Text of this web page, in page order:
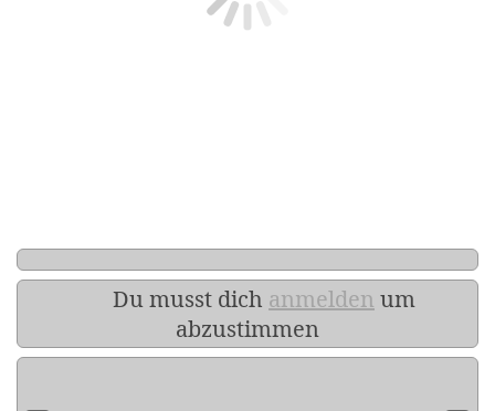
Du musst dich anmelden um
abzustimmen